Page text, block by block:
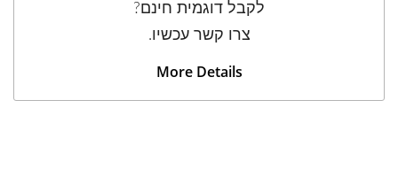
לקבל דוגמית חינם?
צרו קשר עכשיו.
More Details